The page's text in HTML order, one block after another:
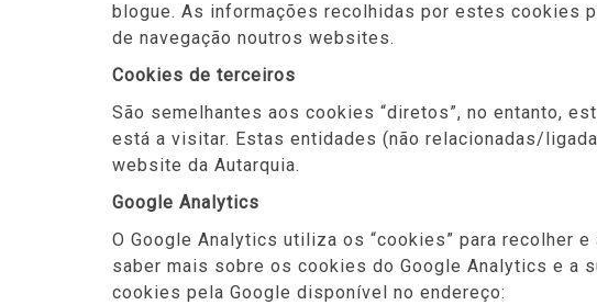
blogue. As informações recolhidas por estes cookies
de navegação noutros websites.
Cookies de terceiros
São semelhantes aos cookies “diretos”, no entanto,
está a visitar. Estas entidades (não relacionadas/
website da Autarquia.
Google Analytics
O Google Analytics utiliza os “cookies” para
saber mais sobre os cookies do Google Analytics e a
cookies pela Google disponível no endereço: